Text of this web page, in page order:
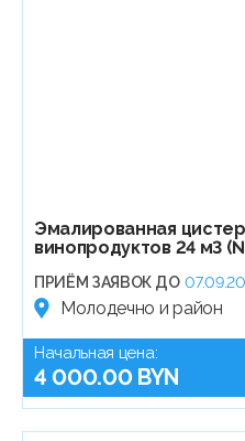
Эмалированная
винопродуктов 24 м3
ПРИЁМ ЗАЯВОК ДО
Молодечно и район
Начальная цена:
4 000.00 BYN